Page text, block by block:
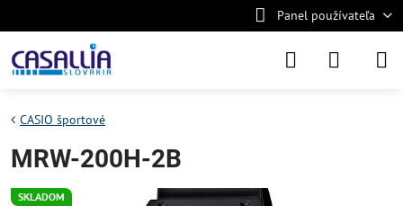
Panel používateľa
SKLADOM
CASIO športové
MRW-200H-2B